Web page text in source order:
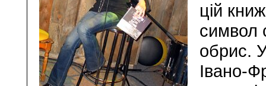
цій
символ
обрис.
Івано-